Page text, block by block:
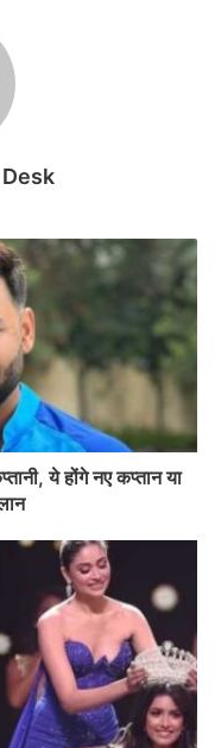
ये होंगे नए कप्तान या